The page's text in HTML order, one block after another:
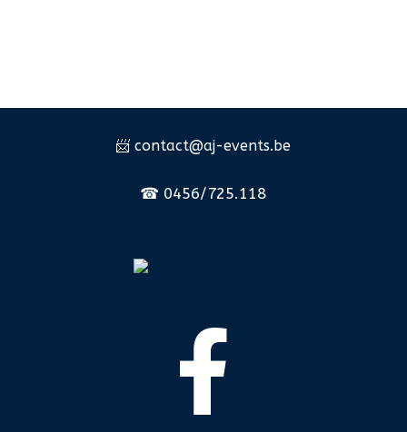
📨 contact@aj-events.be
☎ 0456/725.118
